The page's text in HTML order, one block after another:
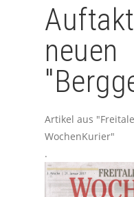
neuen
Artikel aus
WochenKurier"
.